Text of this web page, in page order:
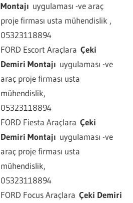
Montajı uygulaması -ve araç
proje firması usta mühendislik ,
05323118894
FORD Escort Araçlara Çeki
Demiri Montajı uygulaması -ve
araç proje firması usta
mühendislik,
05323118894
FORD Fiesta Araçlara Çeki
Demiri Montajı uygulaması -ve
araç proje firması usta
mühendislik,
05323118894
FORD Focus Araçlara Çeki Demiri